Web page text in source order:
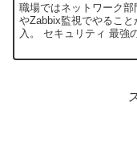
職場ではネットワーク
やZabbix監視でやるこ
入。 セキュリティ 最強